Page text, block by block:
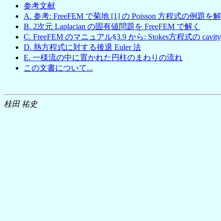
参考文献
A. 参考: FreeFEM で菊地 [1] の Poisson 方程式の例題を解
B. 2次元 Laplacian の固有値問題を FreeFEM で解く
C. FreeFEM のマニュアル§3.9 から: Stokes方程式の
D. 熱方程式に対する後退 Euler 法
E. 一様流の中に置かれた円柱のまわりの流れ
この文書について...
桂田 祐史